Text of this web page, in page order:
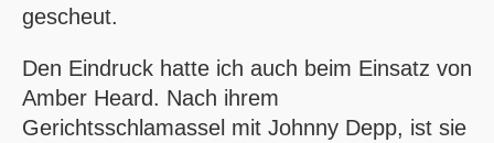
gescheut.
Den Eindruck hatte ich auch beim Einsatz von
Amber Heard. Nach ihrem
Gerichtsschlamassel mit Johnny Depp, ist sie